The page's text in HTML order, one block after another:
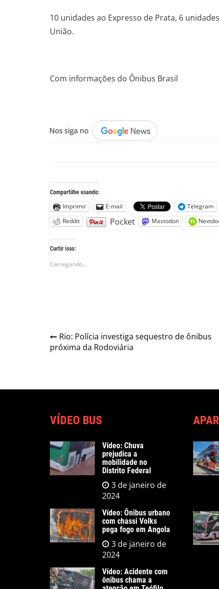
10 unidades ao Expresso de Prata, 6
União.
Com informações do Ônibus Brasil
Compartilhe usando:
Imprimir E-mail
Telegram
Reddit
Pocket Mastodon
Curtir isso:
Carregando...
Navegação
de
Rio: Polícia investiga sequestro de ônibus
próxima da Rodoviária
VÍDEO BUS
Vídeo: Chuva
prejudica a
mobilidade no
Distrito Federal
3 de janeiro de
2024
Vídeo: Ônibus urbano
com chassi Volks
pega fogo em Angola
3 de janeiro de
2024
Vídeo: Acidente com
ônibus chama a